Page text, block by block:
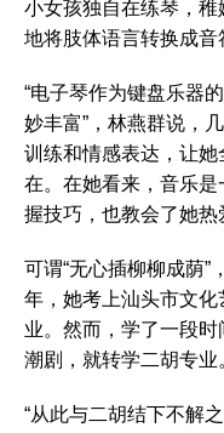
小女孩独自在练琴，
地将肢体语言转换成音
“电子琴作为键盘乐器
妙丰富”，林燕群说，
训练和情感表达，让
在。在她看来，音乐
握技巧，也教会了她热
可谓“无心插柳柳成荫”
年，她考上汕头市文
业。然而，学了一段
潮剧，就转学二胡专业
“从此与二胡结下不解